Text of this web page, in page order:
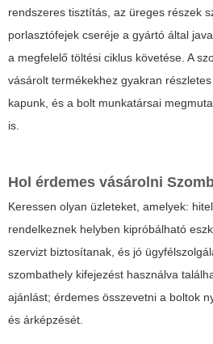
rendszeres tisztítás, az üreges részek
porlasztófejek cseréje a gyártó által
a megfelelő töltési ciklus követése. A
vásárolt termékekhez gyakran
kapunk, és a bolt munkatársai
is.
Hol érdemes vásárolni
Keressen olyan üzleteket, amelyek:
rendelkeznek helyben kipróbálható
szervizt biztosítanak, és jó
szombathely kifejezést használva
ajánlást; érdemes összevetni a boltok
és árképzését.